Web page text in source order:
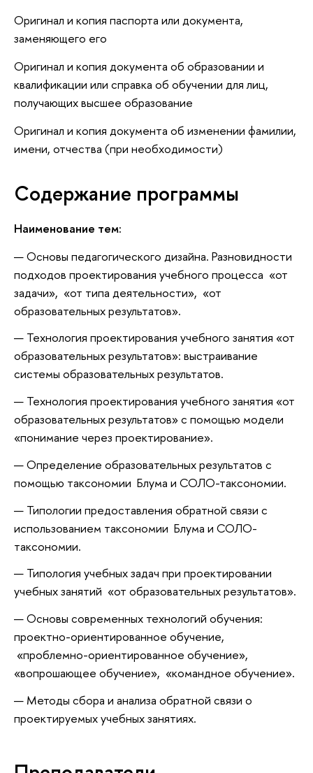
Оригинал и копия паспорта или документа,
заменяющего его
Оригинал и копия документа об образовании и
квалификации или справка об обучении для лиц,
получающих высшее образование
Оригинал и копия документа об изменении фамилии,
имени, отчества (при необходимости)
Содержание программы
Наименование тем:
Основы педагогического дизайна. Разновидности
подходов проектирования учебного процесса «от
задачи», «от типа деятельности», «от
образовательных результатов».
Технология проектирования учебного занятия «от
образовательных результатов»: выстраивание
системы образовательных результатов.
Технология проектирования учебного занятия «от
образовательных результатов» с помощью модели
«понимание через проектирование».
Определение образовательных результатов с
помощью таксономии Блума и СОЛО-таксономии.
Типологии предоставления обратной связи с
использованием таксономии Блума и СОЛО-
таксономии.
Типология учебных задач при проектировании
учебных занятий «от образовательных результатов».
Основы современных технологий обучения:
проектно-ориентированное обучение,
«проблемно-ориентированное обучение»,
«вопрошающее обучение», «командное обучение».
Методы сбора и анализа обратной связи о
проектируемых учебных занятиях.